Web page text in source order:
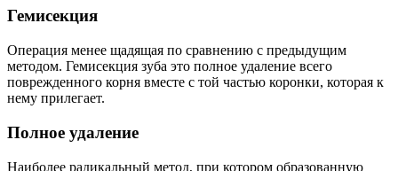
Гемисекция
Операция менее щадящая по сравнению с предыдущим
методом. Гемисекция зуба это полное удаление всего
поврежденного корня вместе с той частью коронки, которая к
нему прилегает.
Полное удаление
Наиболее радикальный метод, при котором образованную